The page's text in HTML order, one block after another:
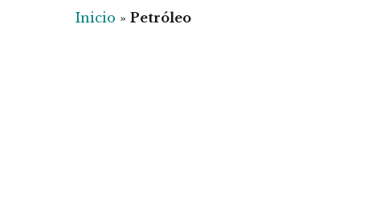
Inicio »Petróleo